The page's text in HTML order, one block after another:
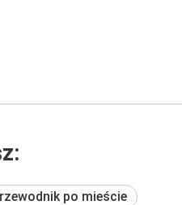
po mieście